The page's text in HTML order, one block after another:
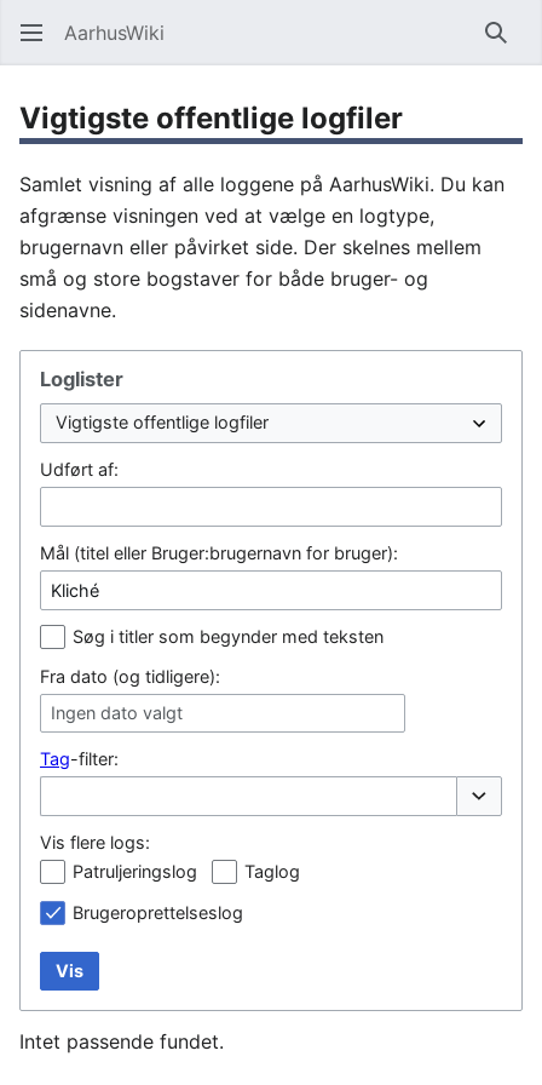
AarhusWiki Søg
Vigtigste offentlige logfiler
Samlet visning af alle loggene på AarhusWiki. Du kan
afgrænse visningen ved at vælge en logtype,
brugernavn eller påvirket side. Der skelnes mellem
små og store bogstaver for både bruger- og
sidenavne.
Loglister
Udført af:
Mål (titel eller Bruger:brugernavn for bruger):
Søg i titler som begynder med teksten
Fra dato (og tidligere):
Ingen dato valgt
Tag-filter:
Vis flere logs:
Patruljeringslog
Taglog
Brugeroprettelseslog
Vis
Intet passende fundet.